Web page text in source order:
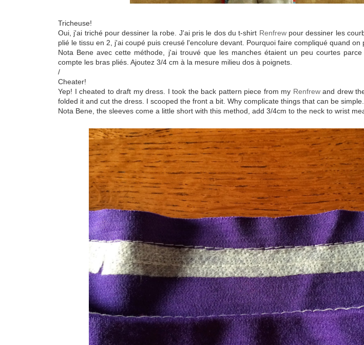
Tricheuse!
Oui, j'ai triché pour dessiner la robe. J'ai pris le dos du t-shirt Renfrewpour dessiner les
plié le tissu en 2, j'ai coupé puis creusé l'encolure devant. Pourquoi faire compliqué quand on
Nota Bene avec cette méthode, j'ai trouvé que les manches étaient un peu courtes
compte les bras pliés. Ajoutez 3/4 cm à la mesure milieu dos à poignets.
/
Cheater!
Yep! I cheated to draft my dress. I took the back pattern piece from my Renfrewand drew
folded it and cut the dress. I scooped the front a bit. Why complicate things that can be
Nota Bene, the sleeves come a little short with this method, add 3/4cm to the neck to wrist